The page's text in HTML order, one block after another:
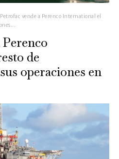
Petrofac vende a Perenco International el
de
operaciones en